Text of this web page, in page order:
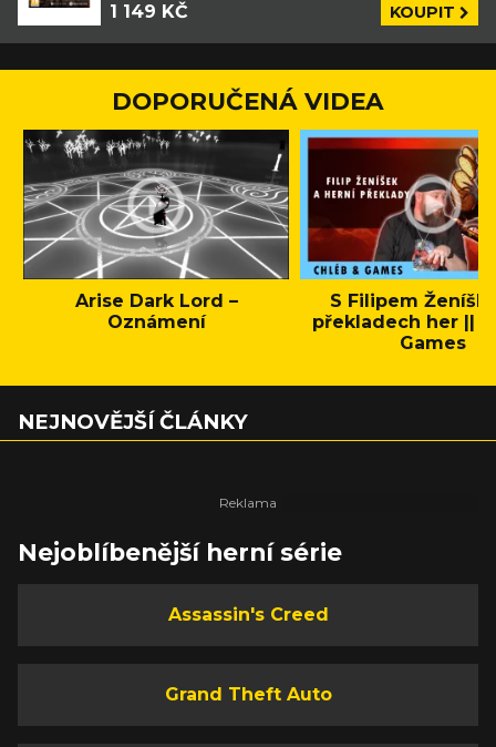
1 149 KČ KOUPIT
DOPORUČENÁ VIDEA
Arise Dark Lord –
Oznámení
S Filipem
překladech her ||
Games
NEJNOVĚJŠÍ ČLÁNKY
Nejoblíbenější herní série
Assassin's Creed
Grand Theft Auto